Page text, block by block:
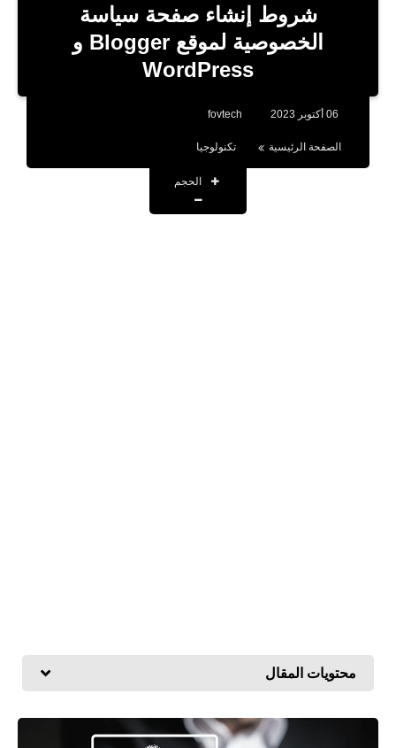
اخبار
تطبيقات
شروط إنشاء صفحة سياسة
الخصوصية لموقع Blogger و
fovtech
الصفحة الرئيسية تكنولوجيا
الحجم
محتويات المقال